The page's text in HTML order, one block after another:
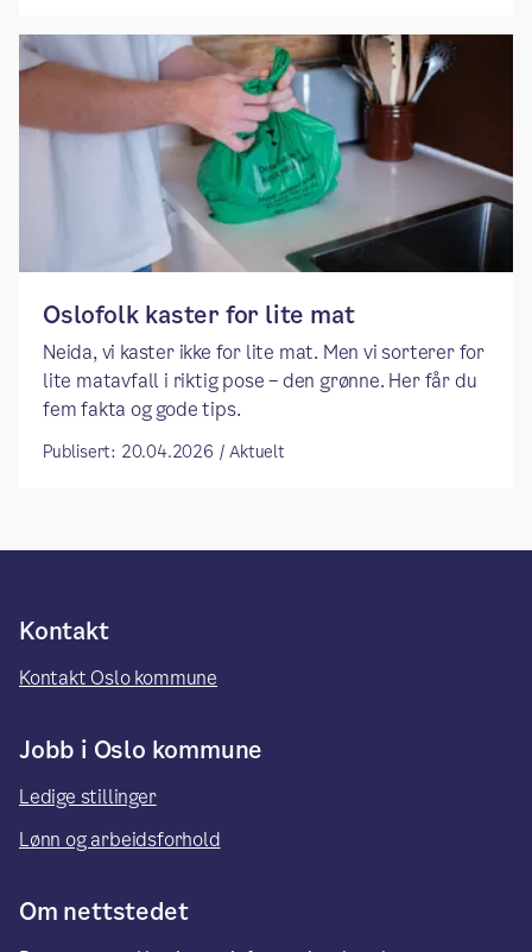
Oslofolk kaster for lite mat
Neida, vi kaster ikke for lite mat. Men vi sorterer for
lite matavfall i riktig pose – den grønne. Her får du
fem fakta og gode tips.
Publisert: 20.04.2026 / Aktuelt
Kontakt
Kontakt Oslo kommune
Jobb i Oslo kommune
Ledige stillinger
Lønn og arbeidsforhold
Om nettstedet